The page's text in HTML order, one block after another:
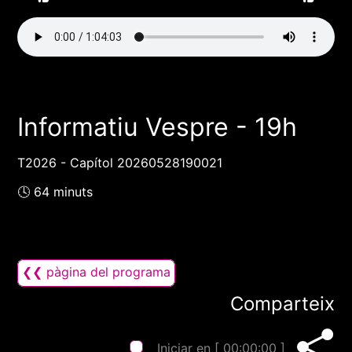
Informatiu Vespre - 19h
T2026 - Capítol 20260528190021
🕓 64 minuts
❮❮ pàgina del programa
Comparteix
Iniciar en [ 00:00:00 ]